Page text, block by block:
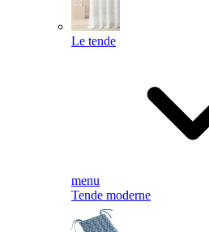
Le tende
menu
Tende moderne